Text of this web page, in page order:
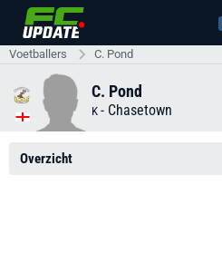
Voetballers C. Pond
C. Pond
K - Chasetown
Overzicht